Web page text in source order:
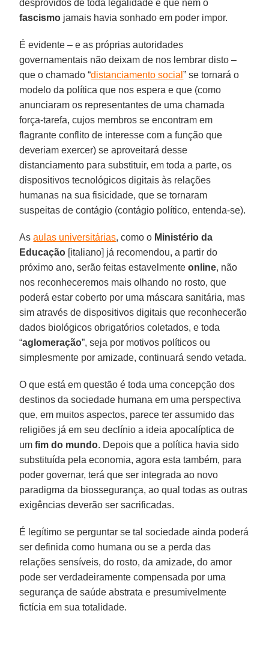
desprovidos de toda legalidade e que nem o
fascismo jamais havia sonhado em poder impor.
É evidente – e as próprias autoridades
governamentais não deixam de nos lembrar disto –
que o chamado “distanciamento social” se tornará o
modelo da política que nos espera e que (como
anunciaram os representantes de uma chamada
força-tarefa, cujos membros se encontram em
flagrante conflito de interesse com a função que
deveriam exercer) se aproveitará desse
distanciamento para substituir, em toda a parte, os
dispositivos tecnológicos digitais às relações
humanas na sua fisicidade, que se tornaram
suspeitas de contágio (contágio político, entenda-se).
Asaulas universitárias, como o Ministério da
Educação [italiano] já recomendou, a partir do
próximo ano, serão feitas estavelmenteonline, não
nos reconheceremos mais olhando no rosto, que
poderá estar coberto por uma máscara sanitária, mas
sim através de dispositivos digitais que reconhecerão
dados biológicos obrigatórios coletados, e toda
“aglomeração”, seja por motivos políticos ou
simplesmente por amizade, continuará sendo vetada.
O que está em questão é toda uma concepção dos
destinos da sociedade humana em uma perspectiva
que, em muitos aspectos, parece ter assumido das
religiões já em seu declínio a ideia apocalíptica de
umfim do mundo. Depois que a política havia sido
substituída pela economia, agora esta também, para
poder governar, terá que ser integrada ao novo
paradigma da biossegurança, ao qual todas as outras
exigências deverão ser sacrificadas.
É legítimo se perguntar se tal sociedade ainda poderá
ser definida como humana ou se a perda das
relações sensíveis, do rosto, da amizade, do amor
pode ser verdadeiramente compensada por uma
segurança de saúde abstrata e presumivelmente
fictícia em sua totalidade.